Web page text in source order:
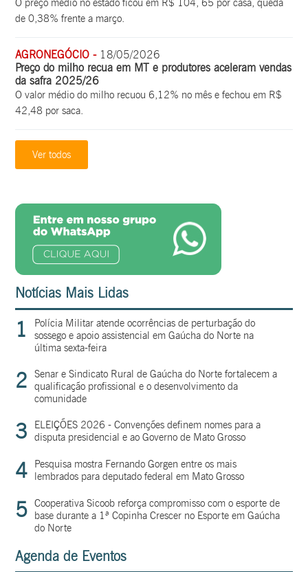
O preço médio no estado ficou em R$ 104, 65 por casa, queda
de 0,38% frente a março.
AGRONEGÓCIO -18/05/2026
Preço do milho recua em MT e produtores aceleram vendas
da safra 2025/26
O valor médio do milho recuou 6,12% no mês e fechou em R$
42,48 por saca.
Ver todos
Notícias Mais Lidas
1
Polícia Militar atende ocorrências de perturbação do
sossego e apoio assistencial em Gaúcha do Norte na
última sexta-feira
2
Senar e Sindicato Rural de Gaúcha do Norte fortalecem a
qualificação profissional e o desenvolvimento da
comunidade
3
ELEIÇÕES 2026 - Convenções definem nomes para a
disputa presidencial e ao Governo de Mato Grosso
4
Pesquisa mostra Fernando Gorgen entre os mais
lembrados para deputado federal em Mato Grosso
5 Cooperativa Sicoob reforça compromisso com o esporte de
base durante a 1ª Copinha Crescer no Esporte em Gaúcha
do Norte
Agenda de Eventos